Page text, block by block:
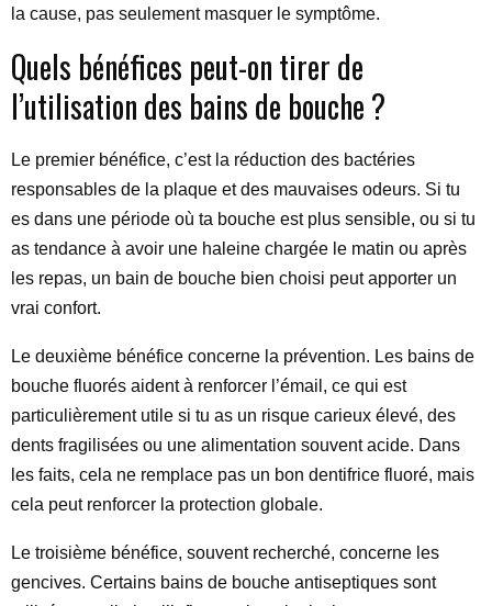
la cause, pas seulement masquer le symptôme.
Quels bénéfices peut-on tirer de
l’utilisation des bains de bouche ?
Le premier bénéfice, c’est la réduction des bactéries
responsables de la plaque et des mauvaises odeurs. Si tu
es dans une période où ta bouche est plus sensible, ou si tu
as tendance à avoir une haleine chargée le matin ou après
les repas, un bain de bouche bien choisi peut apporter un
vrai confort.
Le deuxième bénéfice concerne la prévention. Les bains de
bouche fluorés aident à renforcer l’émail, ce qui est
particulièrement utile si tu as un risque carieux élevé, des
dents fragilisées ou une alimentation souvent acide. Dans
les faits, cela ne remplace pas un bon dentifrice fluoré, mais
cela peut renforcer la protection globale.
Le troisième bénéfice, souvent recherché, concerne les
gencives. Certains bains de bouche antiseptiques sont